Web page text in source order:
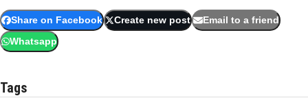
Share on Facebook Create new post Email to a friend
Whatsapp
Tags